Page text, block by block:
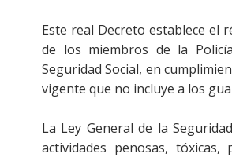
Este real Decreto establece el
de los miembros de la
Seguridad Social, en
vigente que no incluye a los
La Ley General de la
actividades penosas,